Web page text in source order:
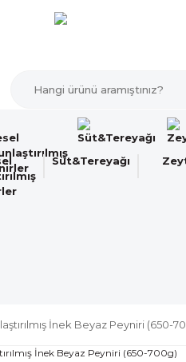
Süt&Tereyağı
İnek Beyaz Peyniri (650-